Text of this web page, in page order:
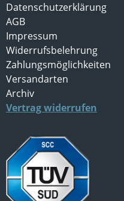
Datenschutzerklärung
AGB
Impressum
Widerrufsbelehrung
Zahlungsmöglichkeiten
Versandarten
Archiv
Vertrag widerrufen